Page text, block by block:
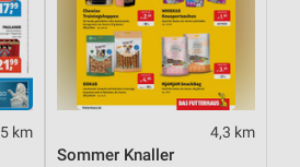
5 km 4,3 km
Sommer Knaller